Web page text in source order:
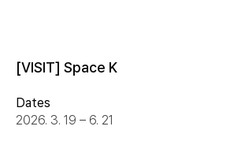
[VISIT] Space K
Dates
2026. 3. 19 – 6. 21